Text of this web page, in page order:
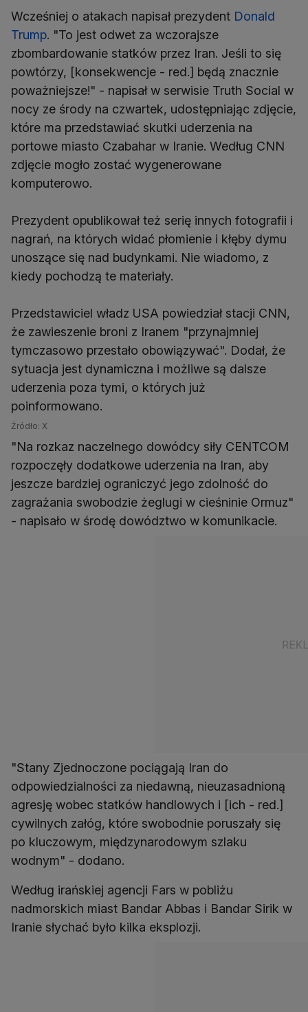
Wcześniej o atakach napisał prezydent Donald
Trump. "To jest odwet za wczorajsze
zbombardowanie statków przez Iran. Jeśli to się
powtórzy, [konsekwencje - red.] będą znacznie
poważniejsze!" - napisał w serwisie Truth Social w
nocy ze środy na czwartek, udostępniając zdjęcie,
które ma przedstawiać skutki uderzenia na
portowe miasto Czabahar w Iranie. Według CNN
zdjęcie mogło zostać wygenerowane
komputerowo.
Prezydent opublikował też serię innych fotografii i
nagrań, na których widać płomienie i kłęby dymu
unoszące się nad budynkami. Nie wiadomo, z
kiedy pochodzą te materiały.
Przedstawiciel władz USA powiedział stacji CNN,
że zawieszenie broni z Iranem "przynajmniej
tymczasowo przestało obowiązywać". Dodał, że
sytuacja jest dynamiczna i możliwe są dalsze
uderzenia poza tymi, o których już
poinformowano.
Źródło: X
"Na rozkaz naczelnego dowódcy siły CENTCOM
rozpoczęły dodatkowe uderzenia na Iran, aby
jeszcze bardziej ograniczyć jego zdolność do
zagrażania swobodzie żeglugi w cieśninie Ormuz"
- napisało w środę dowództwo w komunikacie.
"Stany Zjednoczone pociągają Iran do
odpowiedzialności za niedawną, nieuzasadnioną
agresję wobec statków handlowych i [ich - red.]
cywilnych załóg, które swobodnie poruszały się
po kluczowym, międzynarodowym szlaku
wodnym" - dodano.
Według irańskiej agencji Fars w pobliżu
nadmorskich miast Bandar Abbas i Bandar Sirik w
Iranie słychać było kilka eksplozji.